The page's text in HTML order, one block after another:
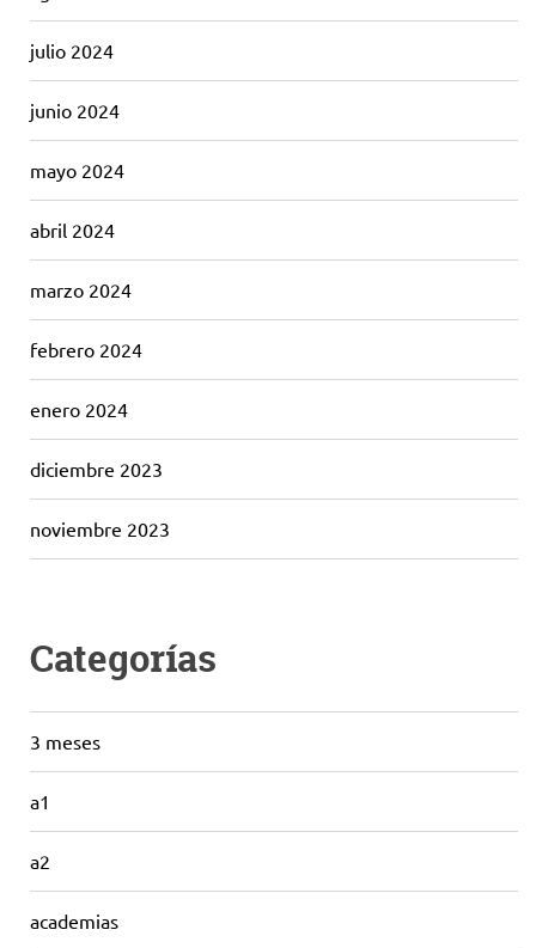
julio 2024
junio 2024
mayo 2024
abril 2024
marzo 2024
febrero 2024
enero 2024
diciembre 2023
noviembre 2023
Categorías
3 meses
a1
a2
academias